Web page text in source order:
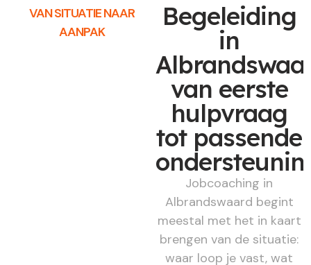
VAN SITUATIE NAAR
AANPAK
Begeleiding
in
van eerste
hulpvraag
tot passende
Jobcoaching in
Albrandswaard begint
meestal met het in kaart
brengen van de situatie:
waar loop je vast, wat